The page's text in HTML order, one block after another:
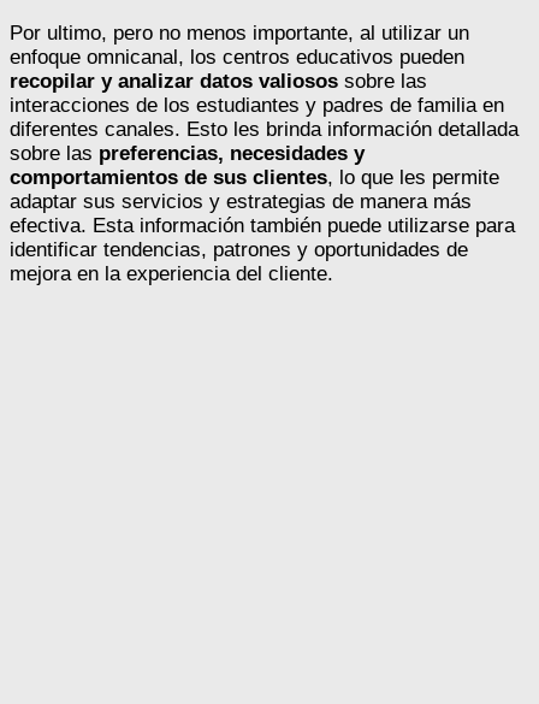
Por ultimo, pero no menos importante, al utilizar un
enfoque omnicanal, los centros educativos pueden
recopilar y analizar datos valiosos sobre las
interacciones de los estudiantes y padres de familia en
diferentes canales. Esto les brinda información detallada
sobre las preferencias, necesidades y
comportamientos de sus clientes, lo que les permite
adaptar sus servicios y estrategias de manera más
efectiva. Esta información también puede utilizarse para
identificar tendencias, patrones y oportunidades de
mejora en la experiencia del cliente.